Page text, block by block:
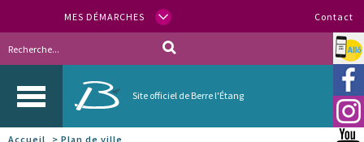
MES DÉMARCHES Contact
Site officiel de Berre l'Étang
Allo
Accueil > Plan de ville